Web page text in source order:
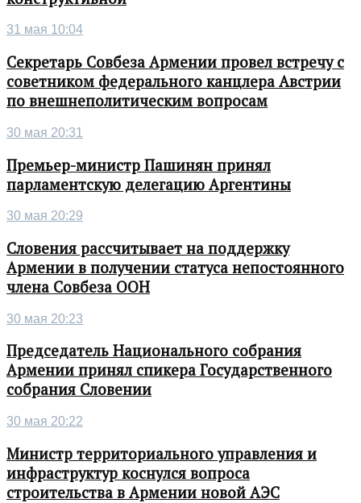
31 мая 10:04
Секретарь Совбеза Армении провел встречу с
советником федерального канцлера Австрии
по внешнеполитическим вопросам
30 мая 20:31
Премьер-министр Пашинян принял
парламентскую делегацию Аргентины
30 мая 20:29
Словения рассчитывает на поддержку
Армении в получении статуса непостоянного
члена Совбеза ООН
30 мая 20:23
Председатель Национального собрания
Армении принял спикера Государственного
собрания Словении
30 мая 20:22
Министр территориального управления и
инфраструктур коснулся вопроса
строительства в Армении новой АЭС